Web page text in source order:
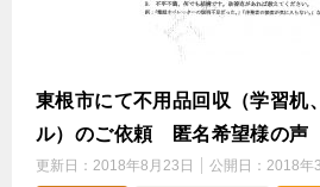
東根市にて不用品回収（学習机
ル）のご依頼 匿名希望様の声
更新日： 2018年8月23日 公開日： 2018年